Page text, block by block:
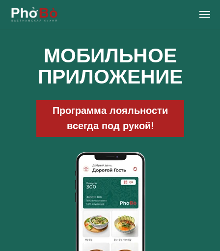
Программа лояльности
всегда под рукой!
МОБИЛЬНОЕ
ПРИЛОЖЕНИЕ